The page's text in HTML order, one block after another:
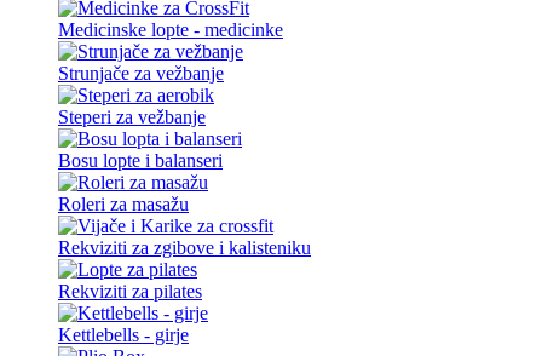
Medicinske lopte - medicinke
Strunjače za vežbanje
Steperi za vežbanje
Bosu lopte i balanseri
Roleri za masažu
Rekviziti za zgibove i kalisteniku
Rekviziti za pilates
Kettlebells - girje